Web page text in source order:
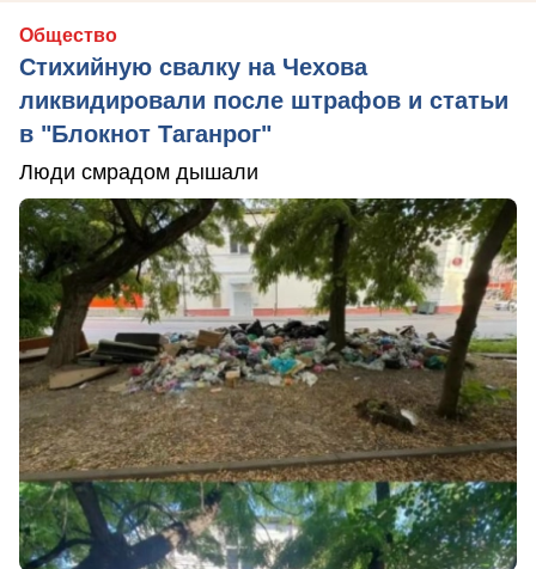
Общество
Стихийную свалку на Чехова
ликвидировали после штрафов и статьи
в "Блокнот Таганрог"
Люди смрадом дышали